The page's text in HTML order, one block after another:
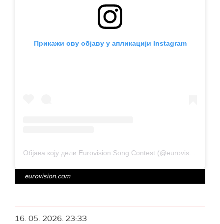
Прикажи ову објаву у апликацији Instagram
eurovision.com
16. 05. 2026.23:33